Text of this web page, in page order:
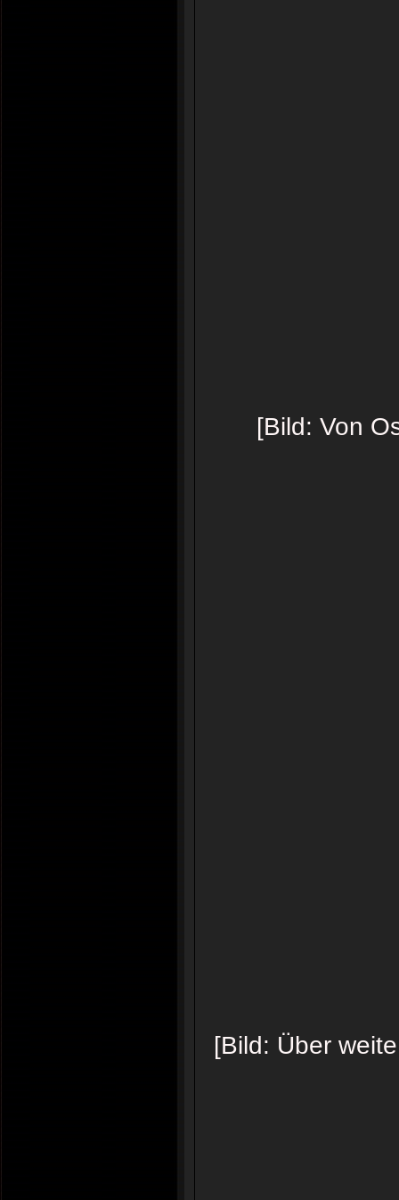
[Bild: Von
[Bild: Über